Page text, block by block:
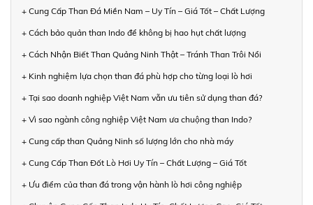
+ Cung Cấp Than Đá Miền Nam – Uy Tín – Giá Tốt – Chất Lượng
+ Cách bảo quản than Indo để không bị hao hụt chất lượng
+ Cách Nhận Biết Than Quảng Ninh Thật – Tránh Than Trôi Nổi
+ Kinh nghiệm lựa chọn than đá phù hợp cho từng loại lò hơi
+ Tại sao doanh nghiệp Việt Nam vẫn ưu tiên sử dụng than đá?
+ Vì sao ngành công nghiệp Việt Nam ưa chuộng than Indo?
+ Cung cấp than Quảng Ninh số lượng lớn cho nhà máy
+ Cung Cấp Than Đốt Lò Hơi Uy Tín – Chất Lượng – Giá Tốt
+ Ưu điểm của than đá trong vận hành lò hơi công nghiệp